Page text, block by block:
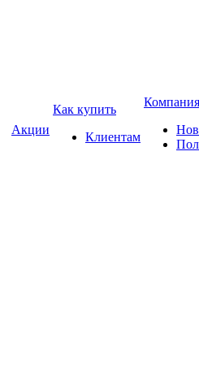
Акции
Как купить
Клиентам
Компания